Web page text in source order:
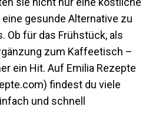
gesunde Alternative zu
Ob für das Frühstück, als
zum Kaffeetisch –
ein Hit. Auf Emilia Rezepte
findest du viele
und schnell